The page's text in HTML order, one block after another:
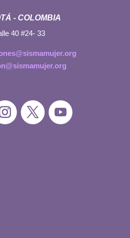
- COLOMBIA
40 #24- 33